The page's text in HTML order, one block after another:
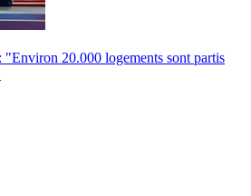
20.000 logements sont partis